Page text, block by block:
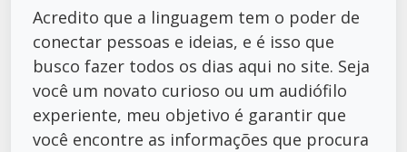
Acredito que a linguagem tem o poder de
conectar pessoas e ideias, e é isso que
busco fazer todos os dias aqui no site. Seja
você um novato curioso ou um audiófilo
experiente, meu objetivo é garantir que
você encontre as informações que procura